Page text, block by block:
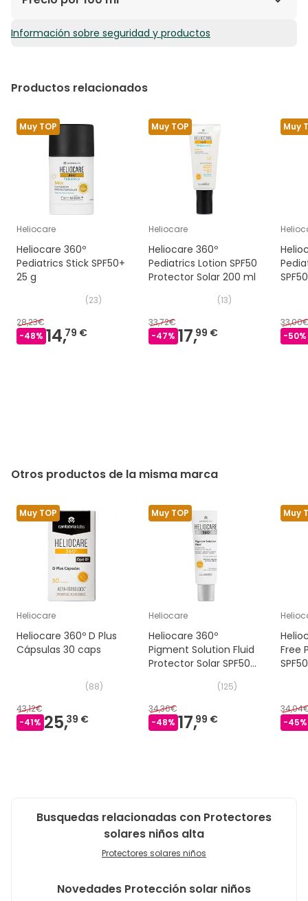
Physavie. OTZ 10.
8,24€ / 100 ml
Información sobre seguridad y productos
Productos relacionados
Muy TOP
Heliocare
Heliocare 360º
Pediatrics Stick SPF50+
25 g
(23)
28,23€
-48% 14,79 €
Muy TOP
Heliocare
Heliocare 360º
Pediatrics Lotion SPF50
Protector Solar 200 ml
(13)
33,72€
-47% 17,99 €
Muy
-50%
Otros productos de la misma marca
Muy TOP
Heliocare
Heliocare 360º D Plus
Cápsulas 30 caps
(88)
43,12€
-41% 25,39 €
Muy TOP
Heliocare
Heliocare 360º
Pigment Solution Fluid
Protector Solar SPF50+
(125)
34,36€
-48% 17,99 €
Muy
Free
-45%
Busquedas relacionadas con Protectores
solares niños alta
Protectores solares niños
Novedades Protección solar niños